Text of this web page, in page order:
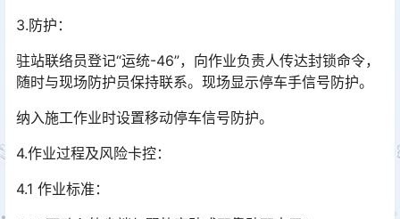
3.防护：
驻站联络员登记“运统-46”，向作业负责人传达封锁命令，
随时与现场防护员保持联系。现场显示停车手信号防护。
纳入施工作业时设置移动停车信号防护。
4.作业过程及风险卡控：
4.1 作业标准：